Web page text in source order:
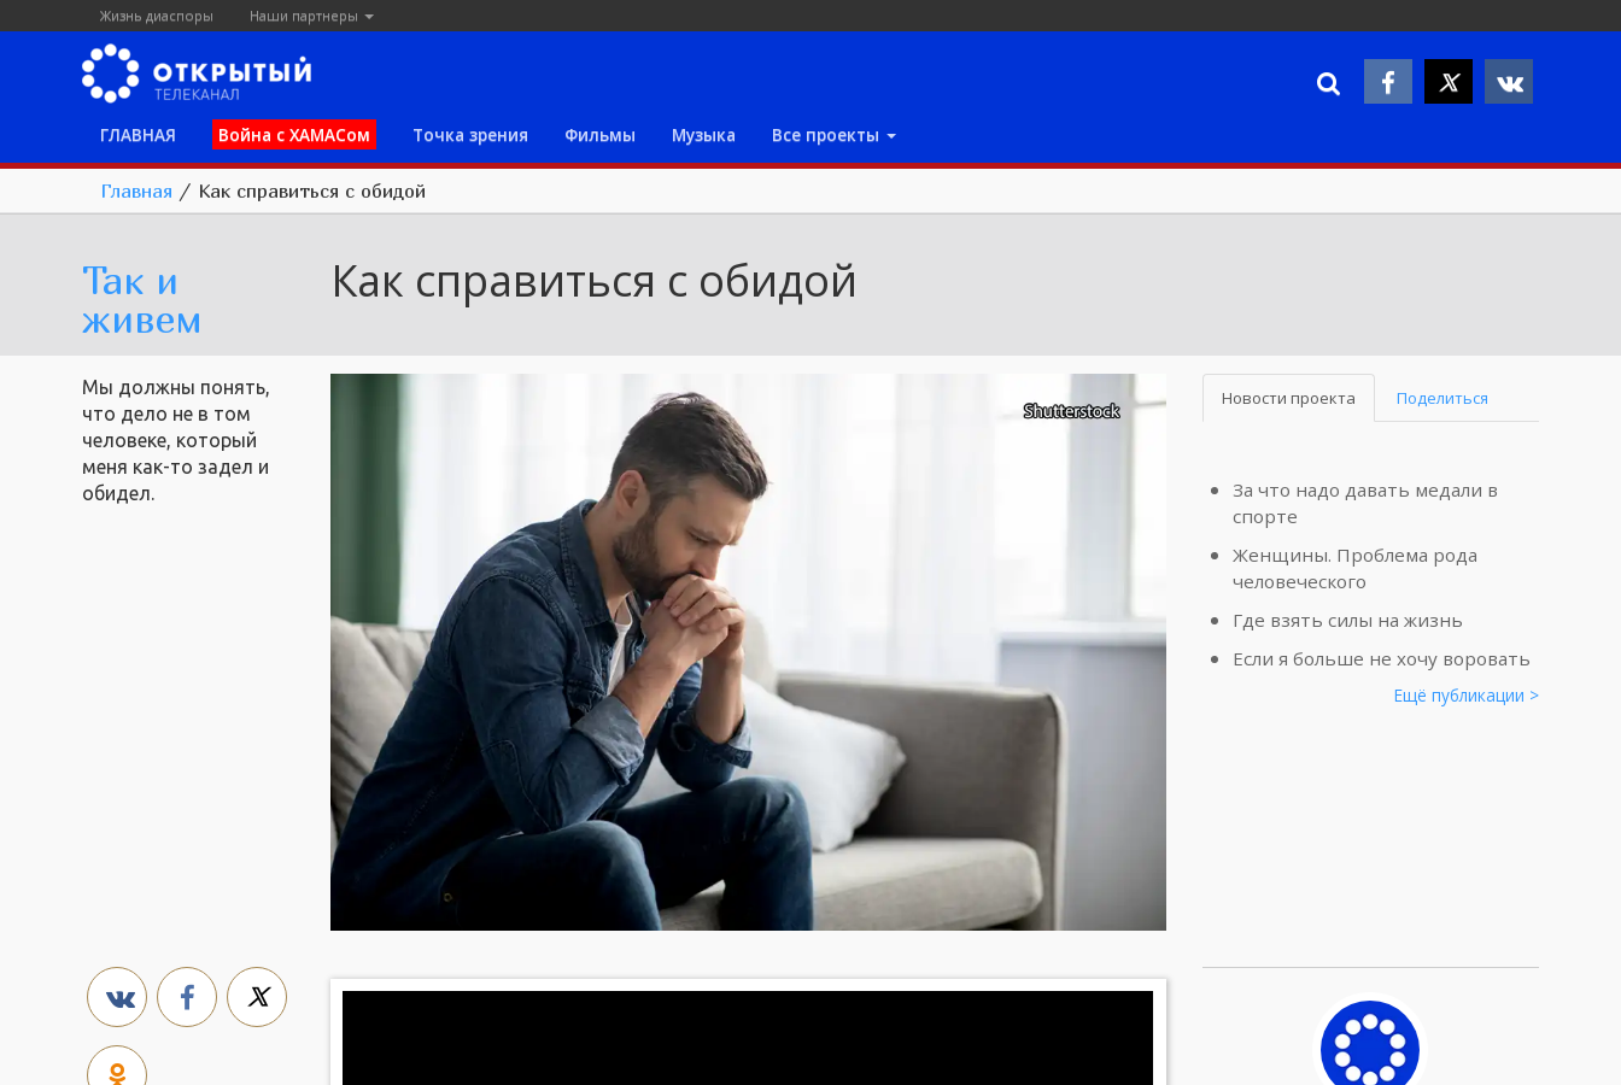
Жизнь диаспоры Наши партнеры
ГЛАВНАЯ Война с ХАМАСом Точка зрения Фильмы Музыка Все проекты
Главная / Как справиться с обидой
Так и
живем
Как справиться с обидой
Мы должны понять,
что дело не в том
человеке, который
меня как-то задел и
обидел.
Новости проекта Поделиться
За что надо давать медали в
спорте
Женщины. Проблема рода
человеческого
Где взять силы на жизнь
Если я больше не хочу воровать
Ещё публикации >